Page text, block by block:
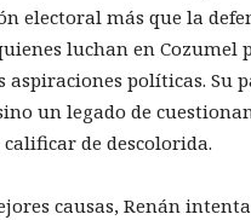
electoral más que la
luchan en
políticas. Su
un legado de
de descolorida.
causas, Renán